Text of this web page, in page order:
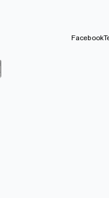
Facebook